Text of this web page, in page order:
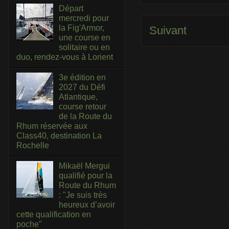
Suivant
Départ
mercredi pour
la Fig'Armor,
une course en
solitaire ou en
duo, rendez-vous à Lorient
3e édition en
2027 du Défi
Atlantique,
course retour
de la Route du
Rhum réservée aux
Class40, destination La
Rochelle
Mikaël Mergui
qualifié pour la
Route du Rhum
: "Je suis très
heureux d’avoir
cette qualification en
poche"